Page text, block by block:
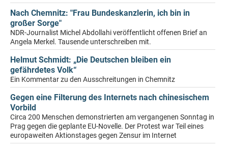
Nach Chemnitz: "Frau Bundeskanzlerin, ich bin in
großer Sorge"
NDR-Journalist Michel Abdollahi veröffentlicht offenen Brief an
Angela Merkel. Tausende unterschreiben mit.
Helmut Schmidt: „Die Deutschen bleiben ein
gefährdetes Volk“
Ein Kommentar zu den Ausschreitungen in Chemnitz
Gegen eine Filterung des Internets nach chinesischem
Vorbild
Circa 200 Menschen demonstrierten am vergangenen Sonntag in
Prag gegen die geplante EU-Novelle. Der Protest war Teil eines
europaweiten Aktionstages gegen Zensur im Internet